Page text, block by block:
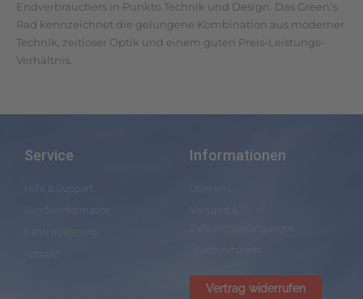
Endverbrauchers in Punkto Technik und Design. Das Green‘s
Rad kennzeichnet die gelungene Kombination aus moderner
Technik, zeitloser Optik und einem guten Preis-Leistungs-
Verhältnis.
Service
Hilfe & Support
Informationen
Vertrag widerrufen